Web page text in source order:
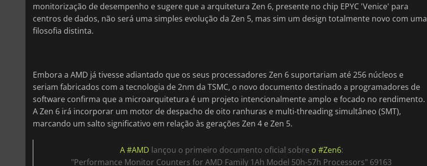
monitorização de desempenho e sugere que a arquitetura Zen 6, presente no chip EPYC 'Venice' para
centros de dados, não será uma simples evolução da Zen 5, mas sim um design totalmente novo com uma
filosofia distinta.
Embora a AMD já tivesse adiantado que os seus processadores Zen 6 suportariam até 256 núcleos e
seriam fabricados com a tecnologia de 2nm da TSMC, o novo documento destinado a programadores de
software confirma que a microarquitetura é um projeto intencionalmente amplo e focado no rendimento.
A Zen 6 irá incorporar um motor de despacho de oito ranhuras e multi-threading simultâneo (SMT),
marcando um salto significativo em relação às gerações Zen 4 e Zen 5.
A #AMD lançou o primeiro documento oficial sobre o #Zen6:
"Performance Monitor Counters for AMD Family 1Ah Model 50h-57h Processors" 69163